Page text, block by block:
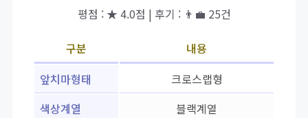
평점 : ★ 4.0점 | 후기 : 👨‍💼 25건
구분
내용
앞치마형태
크로스랩형
색상계열
블랙계열